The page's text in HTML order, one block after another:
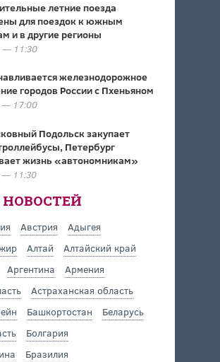
летние поезда
для поездок к южным
и в другие регионы
— 11:30
железнодорожное
городов России с Пхеньяном
— 17:00
Подольск закупает
Петербург
жизнь «автономникам»
— 11:30
НОВОСТЕЙ
Австрия
Адыгея
Алтай
Алтайский край
Аргентина
Армения
Астраханская область
Башкортостан
Беларусь
Болгария
Бразилия